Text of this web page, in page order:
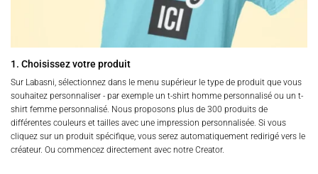
page
du
1. Choisissez votre produit
Sur Labasni, sélectionnez dans le menu supérieur le type de produit que vous
souhaitez personnaliser - par exemple un t-shirt homme personnalisé ou un t-
shirt femme personnalisé. Nous proposons plus de 300 produits de
différentes couleurs et tailles avec une impression personnalisée. Si vous
cliquez sur un produit spécifique, vous serez automatiquement redirigé vers le
créateur. Ou commencez directement avec notre Creator.